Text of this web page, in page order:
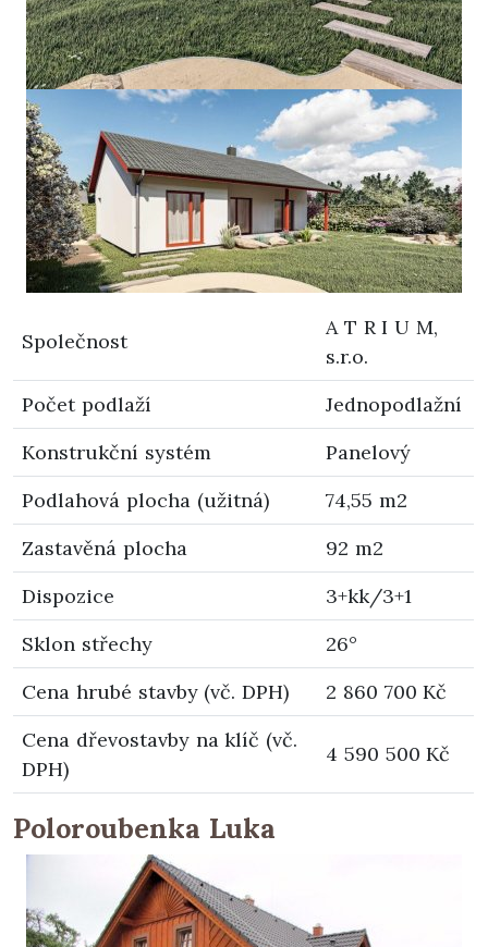
Společnost
A T R I U M,
s.r.o.
Počet podlaží
Jednopodlažní
Konstrukční systém
Panelový
Podlahová plocha (užitná)
74,55 m2
Zastavěná plocha
92 m2
Dispozice
3+kk/3+1
Sklon střechy
26°
Cena hrubé stavby (vč. DPH)
2 860 700 Kč
Cena dřevostavby na klíč (vč.
DPH)
4 590 500 Kč
Poloroubenka Luka